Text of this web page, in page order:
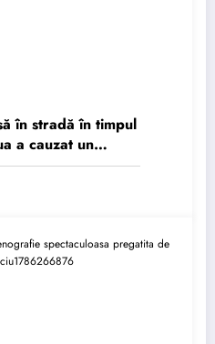
în stradă în timpul
a cauzat un